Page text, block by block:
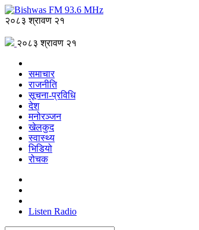
२०८३ श्रावण २१
२०८३ श्रावण २१
समाचार
राजनीति
सूचना-प्रविधि
देश
मनोरञ्जन
खेलकुद
स्वास्थ्य
भिडियो
रोचक
Listen Radio